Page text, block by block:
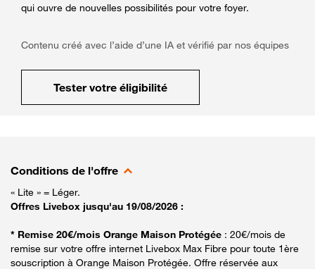
qui ouvre de nouvelles possibilités pour votre foyer.
Contenu créé avec l’aide d’une IA et vérifié par nos équipes
Tester votre éligibilité
Conditions de l'offre
« Lite » = Léger.
Offres Livebox jusqu'au 19/08/2026 :
* Remise 20€/mois Orange Maison Protégée : 20€/mois de
remise sur votre offre internet Livebox Max Fibre pour toute 1ère
souscription à Orange Maison Protégée. Offre réservée aux